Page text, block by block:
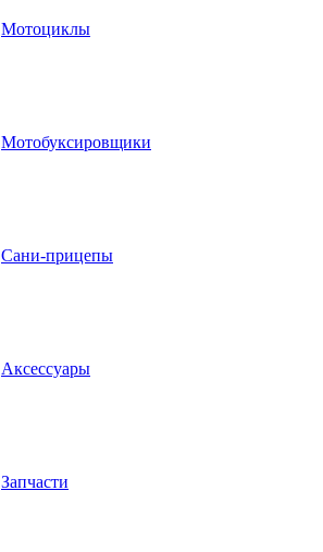
Мотоциклы
Мотобуксировщики
Сани-прицепы
Аксессуары
Запчасти